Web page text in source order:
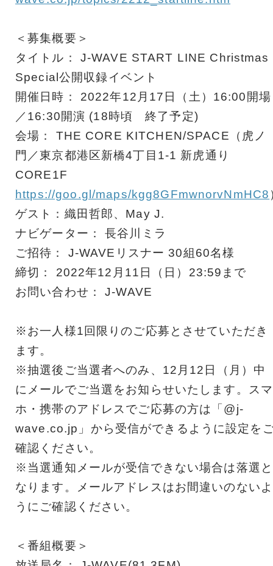
＜募集概要＞
タイトル： J-WAVE START LINE Christmas
Special公開収録イベント
開催日時： 2022年12月17日（土）16:00開場
／16:30開演 (18時頃 終了予定)
会場： THE CORE KITCHEN/SPACE（虎ノ
門／東京都港区新橋4丁目1-1 新虎通り
CORE1F
https://goo.gl/maps/kgg8GFmwnorvNmHC8
ゲスト：織田哲郎、May J.
ナビゲーター： 長谷川ミラ
ご招待： J-WAVEリスナー 30組60名様
締切： 2022年12月11日（日）23:59まで
お問い合わせ： J-WAVE
※お一人様1回限りのご応募とさせていただき
ます。
※抽選後ご当選者へのみ、12月12日（月）中
にメールでご当選をお知らせいたします。スマ
ホ・携帯のアドレスでご応募の方は「@j-
wave.co.jp」から受信ができるように設定を
確認ください。
※当選通知メールが受信できない場合は落選と
なります。メールアドレスはお間違いのないよ
うにご確認ください。
＜番組概要＞